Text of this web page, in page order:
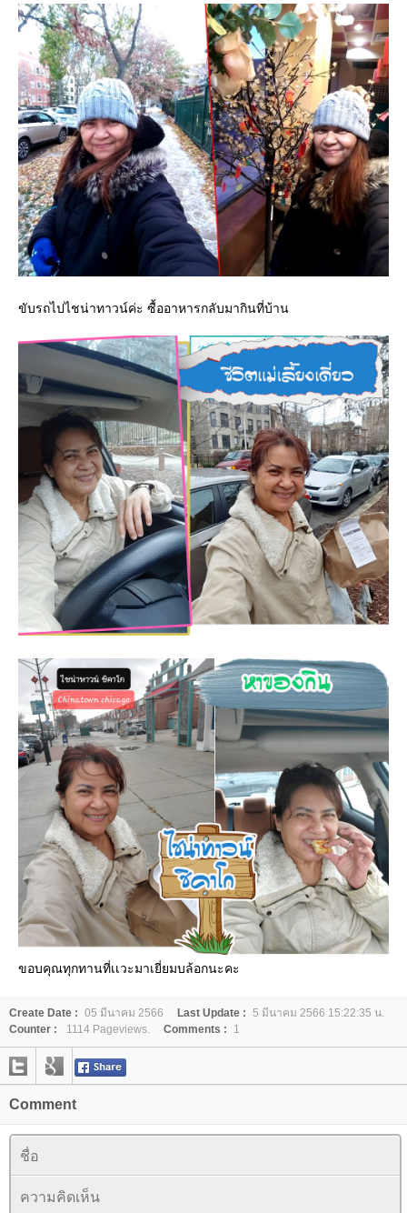
ขับรถไปไชน่าทาวน์ค่ะ ซื้ออาหารกลับมากินที่บ้าน
ขอบคุณทุกทานที่เเวะมาเยี่ยมบล้อกนะคะ
Create Date : 05 มีนาคม 2566 Last Update : 5 มีนาคม 2566 15:22:35 น.
Counter :
1114 Pageviews. Comments : 1
Comment